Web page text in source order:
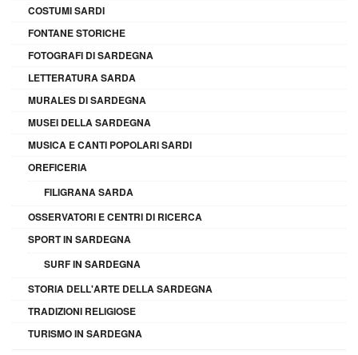
COSTUMI SARDI
FONTANE STORICHE
FOTOGRAFI DI SARDEGNA
LETTERATURA SARDA
MURALES DI SARDEGNA
MUSEI DELLA SARDEGNA
MUSICA E CANTI POPOLARI SARDI
OREFICERIA
FILIGRANA SARDA
OSSERVATORI E CENTRI DI RICERCA
SPORT IN SARDEGNA
SURF IN SARDEGNA
STORIA DELL'ARTE DELLA SARDEGNA
TRADIZIONI RELIGIOSE
TURISMO IN SARDEGNA